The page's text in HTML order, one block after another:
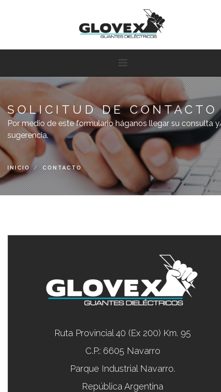
NOSOTROS
PRODUCTOS
INFORMACIÓN TÉCNICA
SOLICITUD DE CONTACTO
Por medio de este formulario háganos llegar su consulta
sugerencia.
INICIO CONTACTO
Ruta Provincial 40 (Ex 200) Km. 95
C.P.: 6605 Navarro
Parque Industrial Navarro.
República Argentina